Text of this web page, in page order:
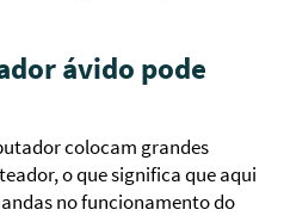
ávido pode
colocam grandes
o que significa que aqui
no funcionamento do